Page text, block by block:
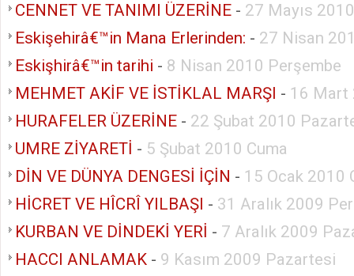
CENNET VE TANIMI ÜZERİNE - 27 Mayıs
Eskişehirâ€™in Mana Erlerinden: - 27 Nisan
Eskişhirâ€™in tarihi - 8 Nisan 2010 Perşembe
MEHMET AKİF VE İSTİKLAL MARŞI - 16 Mart
HURAFELER ÜZERİNE - 22 Şubat 2010
UMRE ZİYARETİ - 5 Şubat 2010 Cuma
DİN VE DÜNYA DENGESİ İÇİN - 15 Ocak 2010
HİCRET VE HÎCRÎ YILBAŞI - 31 Aralık 2009
KURBAN VE DİNDEKİ YERİ - 7 Aralık 2009
HACCI ANLAMAK - 9 Kasım 2009 Pazartesi